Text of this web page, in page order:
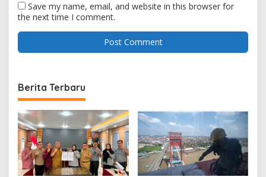
Save my name, email, and website in this browser for
the next time I comment.
Berita Terbaru